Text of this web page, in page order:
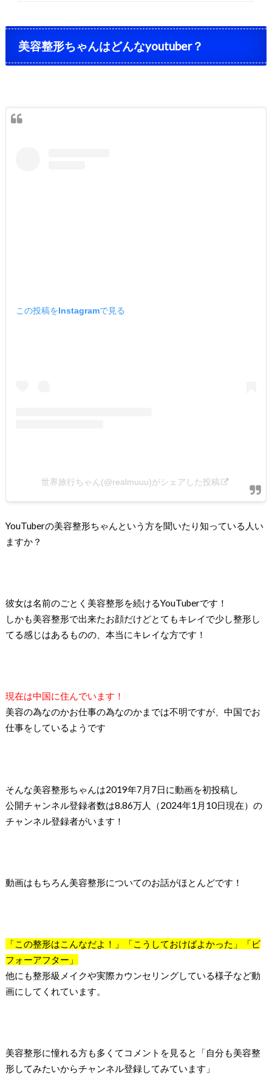
美容整形ちゃんはどんなyoutuber？
この投稿をInstagramで見る
世界旅行ちゃん(@realmuuu)がシェアした投稿
YouTuberの美容整形ちゃんという方を聞いたり知っている人い
ますか？
彼女は名前のごとく美容整形を続けるYouTuberです！
しかも美容整形で出来たお顔だけどとてもキレイで少し整形し
てる感じはあるものの、本当にキレイな方です！
現在は中国に住んでいます！
美容の為なのかお仕事の為なのかまでは不明ですが、中国でお
仕事をしているようです
そんな美容整形ちゃんは2019年7月7日に動画を初投稿し
公開チャンネル登録者数は8.86万人（2024年1月10日現在）の
チャンネル登録者がいます！
動画はもちろん美容整形についてのお話がほとんどです！
「この整形はこんなだよ！」「こうしておけばよかった」「ビ
フォーアフター」
他にも整形級メイクや実際カウンセリングしている様子など動
画にしてくれています。
美容整形に憧れる方も多くてコメントを見ると「自分も美容整
形してみたいからチャンネル登録してみています」